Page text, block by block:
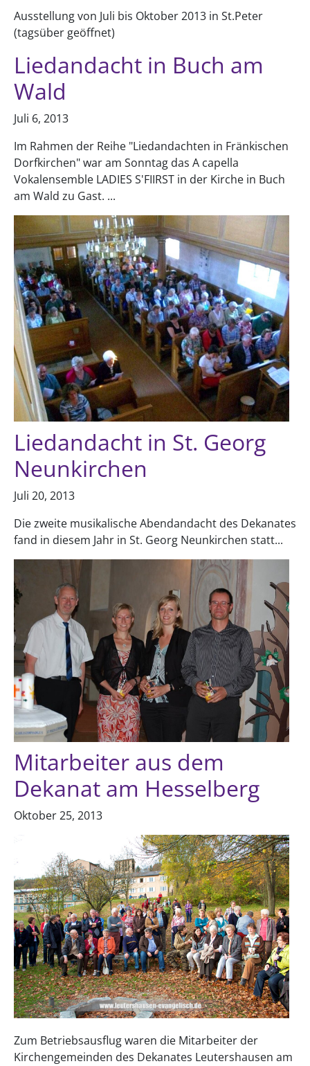
Ausstellung von Juli bis Oktober 2013 in St.Peter
(tagsüber geöffnet)
Liedandacht in Buch am
Wald
Juli 6, 2013
Im Rahmen der Reihe "Liedandachten in Fränkischen
Dorfkirchen" war am Sonntag das A capella
Vokalensemble LADIES S'FIIRST in der Kirche in Buch
am Wald zu Gast. ...
Liedandacht in St. Georg
Neunkirchen
Juli 20, 2013
Die zweite musikalische Abendandacht des Dekanates
fand in diesem Jahr in St. Georg Neunkirchen statt...
Mitarbeiter aus dem
Dekanat am Hesselberg
Oktober 25, 2013
Zum Betriebsausflug waren die Mitarbeiter der
Kirchengemeinden des Dekanates Leutershausen am